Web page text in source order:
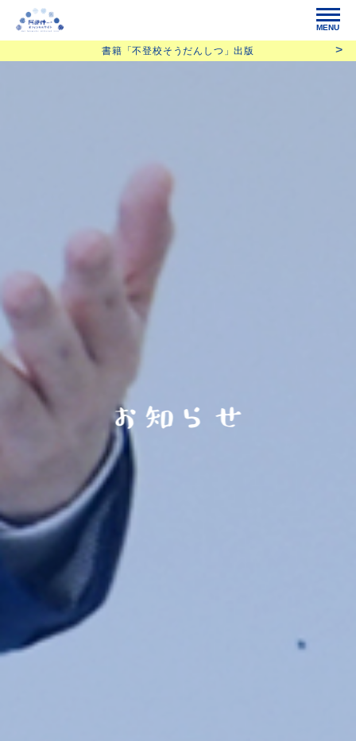
MENU
書籍「不登校そうだんしつ」出版